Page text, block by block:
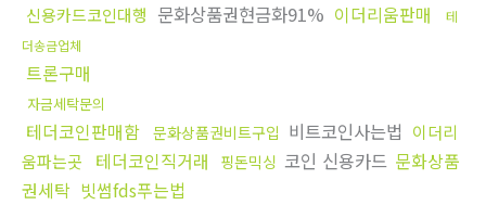
신용카드코인대행 문화상품권현금화91% 이더리움판매
테
더송금업체
트론구매
자금세탁문의
테더코인판매함 문화상품권비트구입 비트코인사는법 이더리
움파는곳
테더코인직거래 핑돈믹싱 코인 신용카드 문화상품
권세탁 빗썸fds푸는법